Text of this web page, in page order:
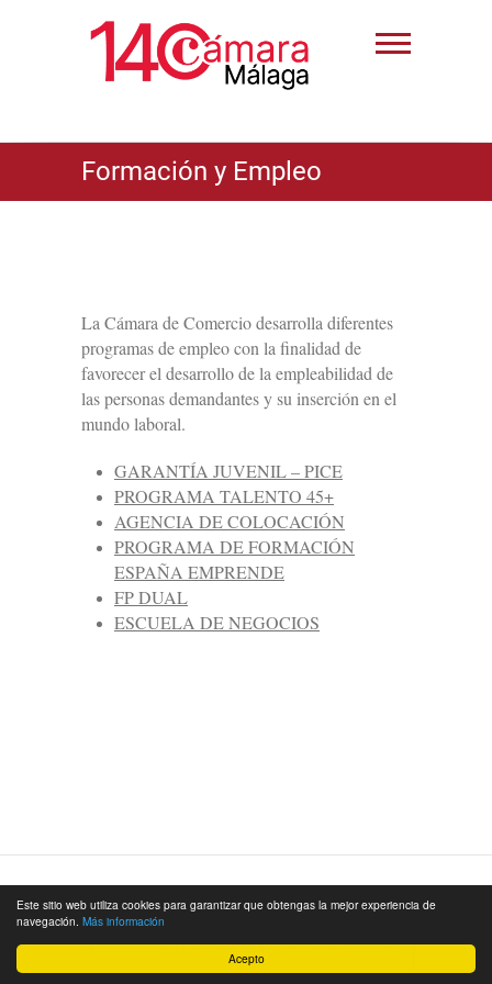
Acepto
Este sitio web utiliza cookies para garantizar que obtengas la mejor experiencia de
navegación. Más información
Formación y Empleo
La Cámara de Comercio desarrolla diferentes
programas de empleo con la finalidad de
favorecer el desarrollo de la empleabilidad de
las personas demandantes y su inserción en el
mundo laboral.
GARANTÍA JUVENIL – PICE
PROGRAMA TALENTO 45+
AGENCIA DE COLOCACIÓN
PROGRAMA DE FORMACIÓN
ESPAÑA EMPRENDE
FP DUAL
ESCUELA DE NEGOCIOS
© 2026 Cámara de Comercio de Málaga
|
Aviso Legal
Localización|Contacto|Política de Cookies